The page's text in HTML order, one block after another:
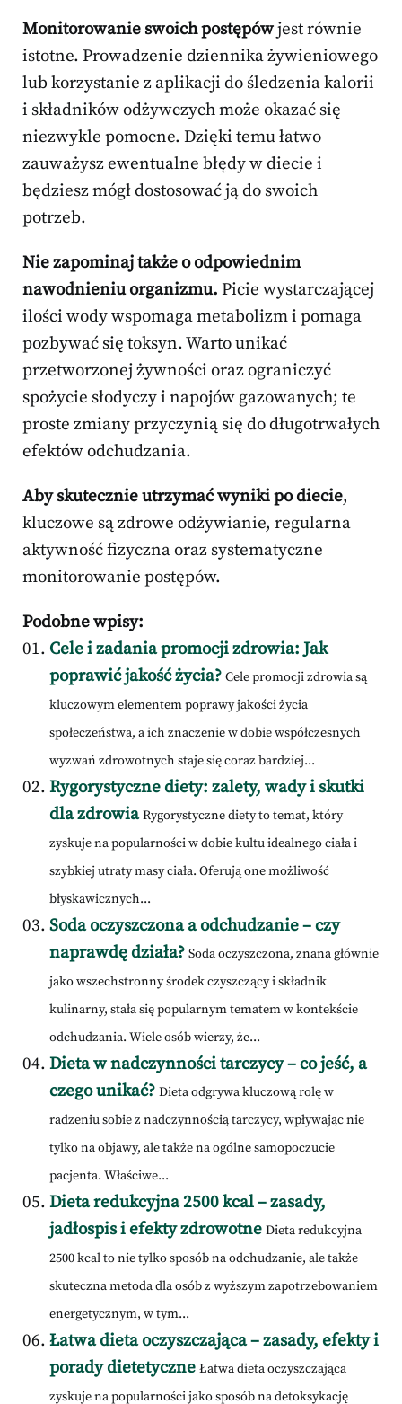
Monitorowanie swoich postępówjest równie
istotne. Prowadzenie dziennika żywieniowego
lub korzystanie z aplikacji do śledzenia kalorii
i składników odżywczych może okazać się
niezwykle pomocne. Dzięki temu łatwo
zauważysz ewentualne błędy w diecie i
będziesz mógł dostosować ją do swoich
potrzeb.
Nie zapominaj także o odpowiednim
nawodnieniu organizmu. Picie wystarczającej
ilości wody wspomaga metabolizm i pomaga
pozbywać się toksyn. Warto unikać
przetworzonej żywności oraz ograniczyć
spożycie słodyczy i napojów gazowanych; te
proste zmiany przyczynią się do długotrwałych
efektów odchudzania.
Aby skutecznie utrzymać wyniki po diecie,
kluczowe są zdrowe odżywianie, regularna
aktywność fizyczna oraz systematyczne
monitorowanie postępów.
Podobne wpisy:
Cele i zadania promocji zdrowia: Jak
poprawić jakość życia? Cele promocji zdrowia są
kluczowym elementem poprawy jakości życia
społeczeństwa, a ich znaczenie w dobie współczesnych
wyzwań zdrowotnych staje się coraz bardziej...
Rygorystyczne diety: zalety, wady i skutki
dla zdrowia Rygorystyczne diety to temat, który
zyskuje na popularności w dobie kultu idealnego ciała i
szybkiej utraty masy ciała. Oferują one możliwość
błyskawicznych...
Soda oczyszczona a odchudzanie – czy
naprawdę działa? Soda oczyszczona, znana głównie
jako wszechstronny środek czyszczący i składnik
kulinarny, stała się popularnym tematem w kontekście
odchudzania. Wiele osób wierzy, że...
Dieta w nadczynności tarczycy – co jeść, a
czego unikać? Dieta odgrywa kluczową rolę w
radzeniu sobie z nadczynnością tarczycy, wpływając nie
tylko na objawy, ale także na ogólne samopoczucie
pacjenta. Właściwe...
Dieta redukcyjna 2500 kcal – zasady,
jadłospis i efekty zdrowotne Dieta redukcyjna
2500 kcal to nie tylko sposób na odchudzanie, ale także
skuteczna metoda dla osób z wyższym zapotrzebowaniem
energetycznym, w tym...
Łatwa dieta oczyszczająca – zasady, efekty i
porady dietetyczne Łatwa dieta oczyszczająca
zyskuje na popularności jako sposób na detoksykację